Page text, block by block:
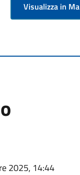
Visualizza in
2025, 14:44